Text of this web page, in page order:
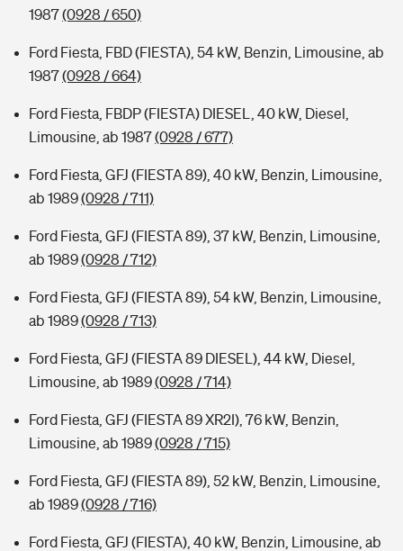
1987(0928 / 650)
Ford Fiesta, FBD (FIESTA), 54 kW, Benzin, Limousine, ab
1987(0928 / 664)
Ford Fiesta, FBDP (FIESTA) DIESEL, 40 kW, Diesel,
Limousine, ab 1987(0928 / 677)
Ford Fiesta, GFJ (FIESTA 89), 40 kW, Benzin, Limousine,
ab 1989(0928 / 711)
Ford Fiesta, GFJ (FIESTA 89), 37 kW, Benzin, Limousine,
ab 1989(0928 / 712)
Ford Fiesta, GFJ (FIESTA 89), 54 kW, Benzin, Limousine,
ab 1989(0928 / 713)
Ford Fiesta, GFJ (FIESTA 89 DIESEL), 44 kW, Diesel,
Limousine, ab 1989(0928 / 714)
Ford Fiesta, GFJ (FIESTA 89 XR2I), 76 kW, Benzin,
Limousine, ab 1989(0928 / 715)
Ford Fiesta, GFJ (FIESTA 89), 52 kW, Benzin, Limousine,
ab 1989(0928 / 716)
Ford Fiesta, GFJ (FIESTA), 40 kW, Benzin, Limousine, ab